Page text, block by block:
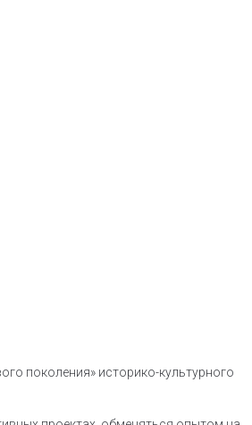
поколения» историко-культурного